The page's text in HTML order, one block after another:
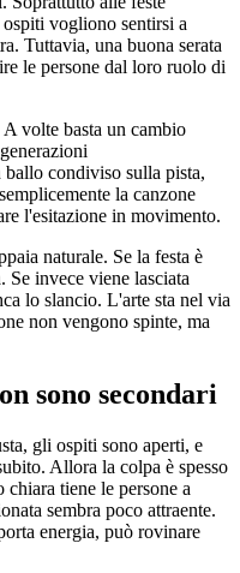
vogliono sentirsi a
Tuttavia, una buona serata
le persone dal loro ruolo di
volte basta un cambio
ballo condiviso sulla pista,
la canzone
l'esitazione in movimento.
naturale. Se la festa è
Se invece viene lasciata
lo slancio. L'arte sta nel via
non vengono spinte, ma
sono secondari
gli ospiti sono aperti, e
Allora la colpa è spesso
tiene le persone a
sembra poco attraente.
energia, può rovinare